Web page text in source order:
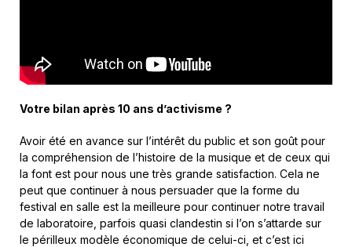
Votre bilan après 10 ans d’activisme ?
Avoir été en avance sur l’intérêt du public et son goût pour
la compréhension de l’histoire de la musique et de ceux qui
la font est pour nous une très grande satisfaction. Cela ne
peut que continuer à nous persuader que la forme du
festival en salle est la meilleure pour continuer notre travail
de laboratoire, parfois quasi clandestin si l’on s’attarde sur
le périlleux modèle économique de celui-ci, et c’est ici